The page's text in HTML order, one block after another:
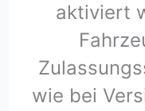
aktiviert
wie bei